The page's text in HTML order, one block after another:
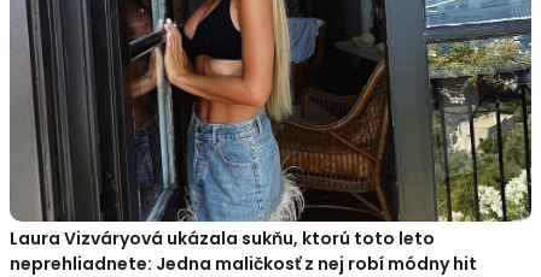
Laura Vizváryová ukázala sukňu, ktorú toto leto
neprehliadnete: Jedna maličkosť z nej robí módny hit